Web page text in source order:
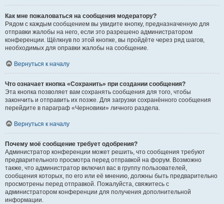
Как мне пожаловаться на сообщения модератору?
Рядом с каждым сообщением вы увидите кнопку, предназначенную для
отправки жалобы на него, если это разрешено администратором
конференции. Щёлкнув по этой кнопке, вы пройдёте через ряд шагов,
необходимых для оправки жалобы на сообщение.
Вернуться к началу
Что означает кнопка «Сохранить» при создании сообщения?
Эта кнопка позволяет вам сохранять сообщения для того, чтобы
закончить и отправить их позже. Для загрузки сохранённого сообщения
перейдите в параграф «Черновики» личного раздела.
Вернуться к началу
Почему моё сообщение требует одобрения?
Администратор конференции может решить, что сообщения требуют
предварительного просмотра перед отправкой на форум. Возможно
также, что администратор включил вас в группу пользователей,
сообщения которых, по его или её мнению, должны быть предварительно
просмотрены перед отправкой. Пожалуйста, свяжитесь с
администратором конференции для получения дополнительной
информации.